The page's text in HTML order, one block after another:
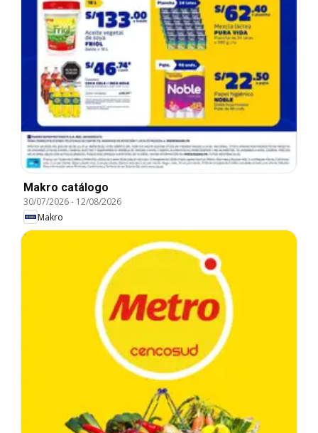
Makro catálogo
30/07/2026- 12/08/2026
Makro